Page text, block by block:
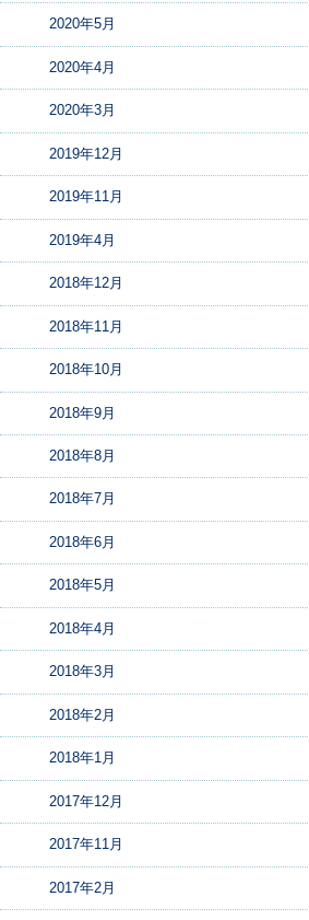
2020年5月
2020年4月
2020年3月
2019年12月
2019年11月
2019年4月
2018年12月
2018年11月
2018年10月
2018年9月
2018年8月
2018年7月
2018年6月
2018年5月
2018年4月
2018年3月
2018年2月
2018年1月
2017年12月
2017年11月
2017年2月